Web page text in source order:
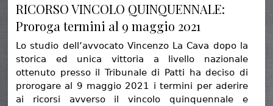
RICORSO VINCOLO QUINQUENNALE:
Proroga termini al 9 maggio 2021
Lo studio dell’avvocato Vincenzo La Cava dopo la
storica ed unica vittoria a livello nazionale
ottenuto presso il Tribunale di Patti ha deciso di
prorogare al 9 maggio 2021 i termini per aderire
ai ricorsi avverso il vincolo quinquennale e